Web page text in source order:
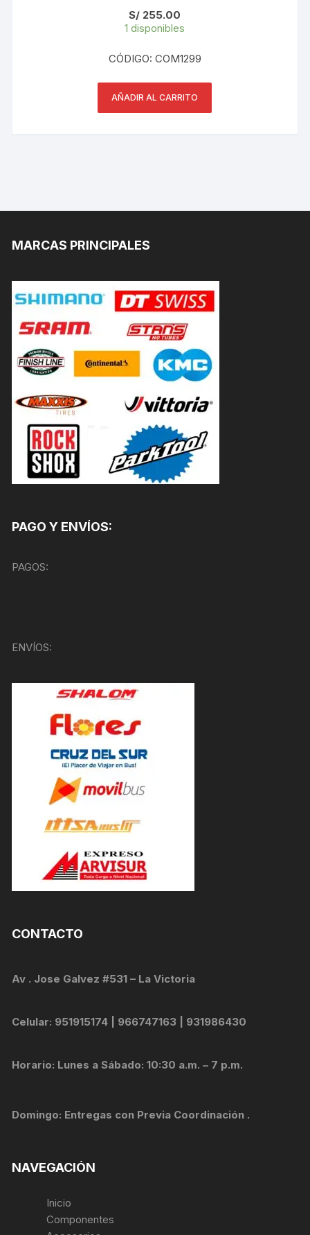
S/ 255.00
1 disponibles
CÓDIGO: COM1299
AÑADIR AL CARRITO
MARCAS PRINCIPALES
PAGO Y ENVÍOS:
PAGOS:
ENVÍOS:
CONTACTO
Av . Jose Galvez #531 – La Victoria
Celular: 951915174 | 966747163 | 931986430
Horario: Lunes a Sábado: 10:30 a.m. – 7 p.m.
Domingo: Entregas con Previa Coordinación .
NAVEGACIÓN
Inicio
Componentes